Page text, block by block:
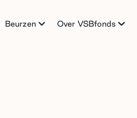
Beurzen Over VSBfonds